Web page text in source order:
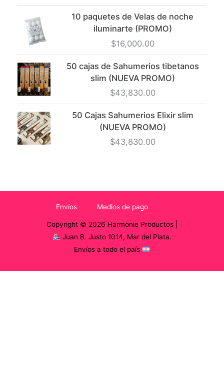
10 paquetes de Velas de noche
iluminarte (PROMO)
$16,000.00
50 cajas de Sahumerios tibetanos
slim (NUEVA PROMO)
$43,830.00
50 Cajas Sahumerios Elixir slim
(NUEVA PROMO)
$43,830.00
Envíos Medios de pago
Copyright © 2026 Harmonie Productos |
Juan B. Justo 1014, Mar del Plata.
Envíos a todo el país